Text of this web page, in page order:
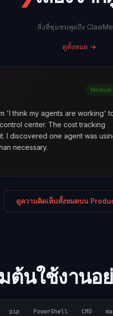
สิ่งที่ชุมชนพูดถึง
ดูทั้งหมด →
are working' to
The cost tracking
one agent was using
and
ดูความคิดเห็นทั้งหมดบน
ต้นใช้งานอ
pip PowerShell CMD